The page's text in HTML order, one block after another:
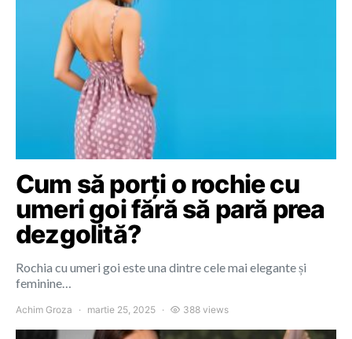
Cum să porți o rochie cu
umeri goi fără să pară prea
dezgolită?
Rochia cu umeri goi este una dintre cele mai elegante și
feminine…
Achim Groza martie 25, 2025 388 views